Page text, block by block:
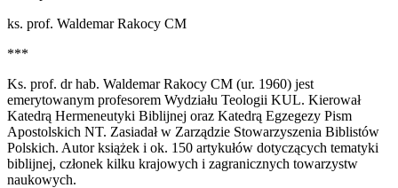
ks. prof. Waldemar Rakocy CM
***
Ks. prof. dr hab. Waldemar Rakocy CM (ur. 1960) jest
emerytowanym profesorem Wydziału Teologii KUL. Kierował
Katedrą Hermeneutyki Biblijnej oraz Katedrą Egzegezy Pism
Apostolskich NT. Zasiadał w Zarządzie Stowarzyszenia Biblistów
Polskich. Autor książek i ok. 150 artykułów dotyczących tematyki
biblijnej, członek kilku krajowych i zagranicznych towarzystw
naukowych.